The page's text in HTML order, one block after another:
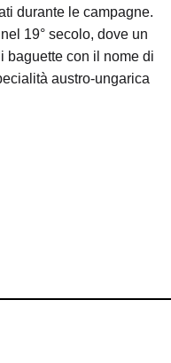
durante le campagne.
19° secolo, dove un
baguette con il nome di
austro-ungarica